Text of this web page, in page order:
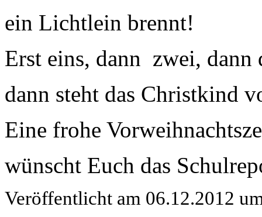
ein Lichtlein brennt!
Erst eins, dann zwei, dann
dann steht das Christkind
Eine frohe
wünscht Euch das
Veröffentlicht am 06.12.2012